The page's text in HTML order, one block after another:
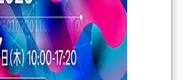
は3人で割り切れる？ 電卓を使わず
方法
掛け算や割り算、混乱しないルール